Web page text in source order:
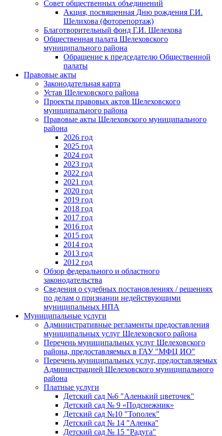
Совет общественных объединений
Акция, посвященная Дню рождения Г.И.
Шелихова (фоторепортаж)
Благотворительный фонд Г.И. Шелехова
Общественная палата Шелеховского
муниципального района
Обращение к председателю Общественной
палаты
Правовые акты
Законодательная карта
Устав Шелеховского района
Проекты правовых актов Шелеховского
муниципального района
Правовые акты Шелеховского муниципального
района
2026 год
2025 год
2024 год
2023 год
2022 год
2021 год
2020 год
2019 год
2018 год
2017 год
2016 год
2015 год
2014 год
2013 год
2012 год
Обзор федерального и областного
законодательства
Сведения о судебных постановлениях / решениях
по делам о признании недействующими
муниципальных НПА
Муниципальные услуги
Административные регламенты предоставления
муниципальных услуг Шелеховского района
Перечень муниципальных услуг Шелеховского
района, предоставляемых в ГАУ "МФЦ ИО"
Перечень муниципальных услуг, предоставляемых
Администрацией Шелеховского муниципального
района
Платные услуги
Детский сад №6 "Аленький цветочек"
Детский сад № 9 «Подснежник»
Детский сад №10 "Тополек"
Детский сад № 14 "Аленка"
Детский сад № 15 "Радуга"